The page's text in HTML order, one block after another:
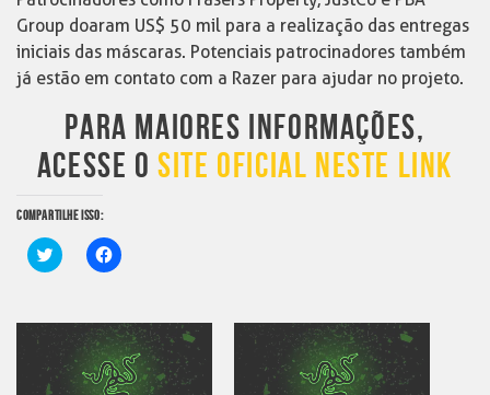
Group doaram US$ 50 mil para a realização das entregas
iniciais das máscaras. Potenciais patrocinadores também
já estão em contato com a Razer para ajudar no projeto.
PARA MAIORES INFORMAÇÕES,
ACESSE OSITE OFICIAL NESTE LINK
COMPARTILHE ISSO:
Clique
para
em
nova
janela)
Clique
para
em
nova
janela)